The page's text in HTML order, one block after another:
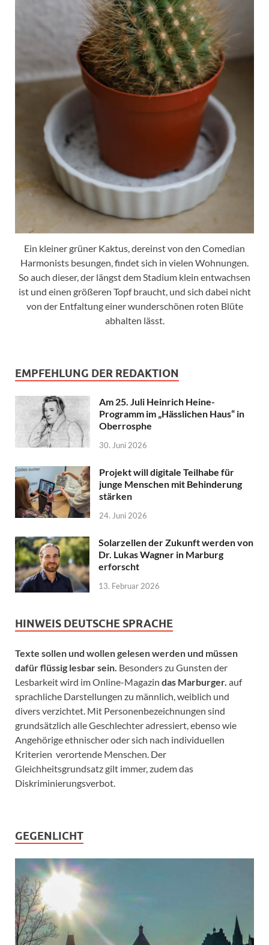
Ein kleiner grüner Kaktus, dereinst von den Comedian
Harmonists besungen, findet sich in vielen Wohnungen.
So auch dieser, der längst dem Stadium klein entwachsen
ist und einen größeren Topf braucht, und sich dabei nicht
von der Entfaltung einer wunderschönen roten Blüte
abhalten lässt.
EMPFEHLUNG DER REDAKTION
Am 25. Juli Heinrich Heine-
Programm im „Hässlichen Haus“ in
Oberrosphe
30. Juni 2026
Projekt will digitale Teilhabe für
junge Menschen mit Behinderung
stärken
24. Juni 2026
Solarzellen der Zukunft werden von
Dr. Lukas Wagner in Marburg
erforscht
13. Februar 2026
HINWEIS DEUTSCHE SPRACHE
Texte sollen und wollen gelesen werden und müssen
dafür flüssig lesbar sein. Besonders zu Gunsten der
Lesbarkeit wird im Online-Magazin das Marburger. auf
sprachliche Darstellungen zu männlich, weiblich und
divers verzichtet. Mit Personenbezeichnungen sind
grundsätzlich alle Geschlechter adressiert, ebenso wie
Angehörige ethnischer oder sich nach individuellen
Kriterien verortende Menschen. Der
Gleichheitsgrundsatz gilt immer, zudem das
Diskriminierungsverbot.
GEGENLICHT